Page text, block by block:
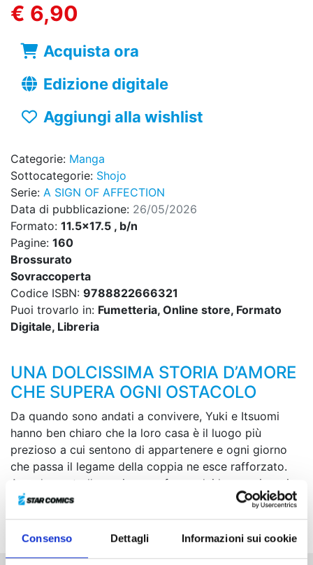
Consenso Dettagli Informazioni sui cookie
€ 6,90
Acquista ora
Edizione digitale
Aggiungi alla wishlist
Categorie: Manga
Sottocategorie: Shojo
Serie: A SIGN OF AFFECTION
Data di pubblicazione: 26/05/2026
Formato: 11.5x17.5 , b/n
Pagine: 160
Brossurato
Sovraccoperta
Codice ISBN: 9788822666321
Puoi trovarlo in: Fumetteria, Online store, Formato
Digitale, Libreria
UNA DOLCISSIMA STORIA D’AMORE
CHE SUPERA OGNI OSTACOLO
Da quando sono andati a convivere, Yuki e Itsuomi
hanno ben chiaro che la loro casa è il luogo più
prezioso a cui sentono di appartenere e ogni giorno
che passa il legame della coppia ne esce rafforzato.
Avendo avuto l’ennesima conferma dei loro reciproci
sentimenti, i due si preparano a compiere un ulteriore
passo avanti...